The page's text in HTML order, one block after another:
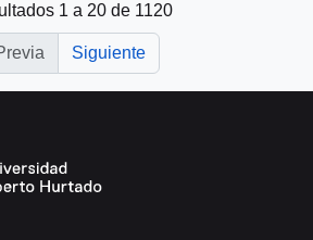
1 a 20 de 1120
Siguiente